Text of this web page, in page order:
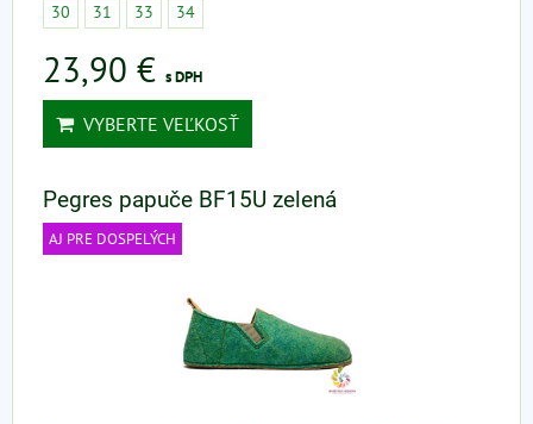
30
31 33 34
23,90 € s DPH
VYBERTE VEĽKOSŤ
Pegres papuče BF15U zelená
AJ PRE DOSPELÝCH